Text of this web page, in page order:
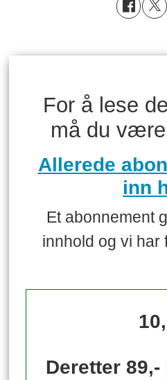
For å lese
må du
Allerede
inn
Et abonnement
innhold og vi har
Deretter